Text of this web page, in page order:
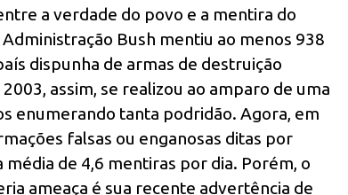
a verdade do povo e a mentira do
Bush mentiu ao menos 938
dispunha de armas de destruição
assim, se realizou ao amparo de uma
enumerando tanta podridão. Agora, em
falsas ou enganosas ditas por
de 4,6 mentiras por dia. Porém, o
ameaça é sua recente advertência de